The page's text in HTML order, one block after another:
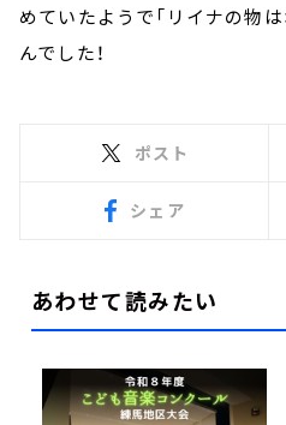
めていたようで「リイナの物
んでした！
ポスト
シェア
あわせて読みたい